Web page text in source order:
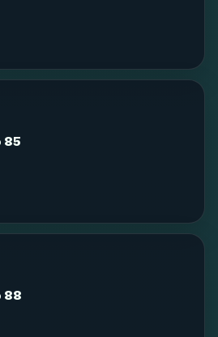
85
88